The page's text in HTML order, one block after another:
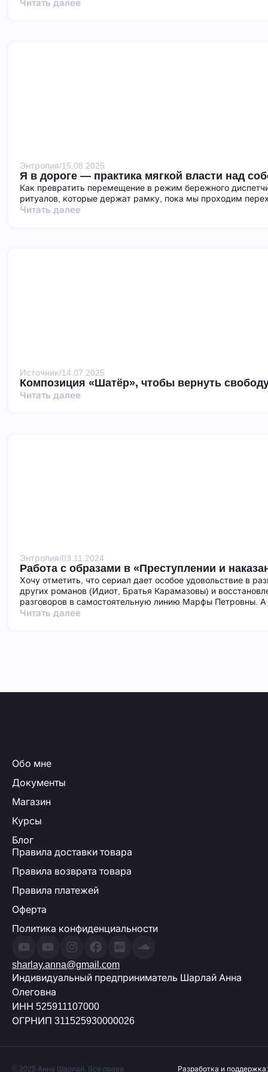
Читать далее
Энтропия/15.08.2025
Я в дороге — практика мягкой власти над
Как превратить перемещение в режим бережного
ритуалов, которые держат рамку, пока мы проходим
Читать далее
Источник/14.07.2025
Композиция «Шатёр», чтобы вернуть
Читать далее
Энтропия/03.11.2024
Работа с образами в «Преступлении и
Хочу отметить, что сериал дает особое удовольствие в
других романов (Идиот, Братья Карамазовы) и
разговоров в самостоятельную линию Марфы Петровны. А
Читать далее
Обо мне
Документы
Магазин
Курсы
Блог
Правила доставки товара
Правила возврата товара
Правила платежей
Оферта
Политика конфиденциальности
sharlay.anna@gmail.com
Индивидуальный предприниматель Шарлай Анна
Олеговна
ИНН 525911107000
ОГРНИП 311525930000026
© 2025 Анна Шарлай. Все права
Разработка и поддержка: